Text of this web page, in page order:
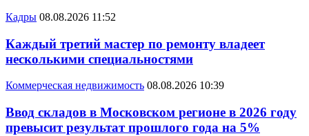
Кадры 08.08.2026 11:52
Каждый третий мастер по ремонту владеет
несколькими специальностями
Коммерческая недвижимость 08.08.2026 10:39
Ввод складов в Московском регионе в 2026 году
превысит результат прошлого года на 5%